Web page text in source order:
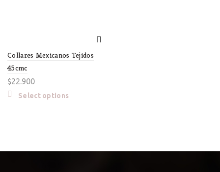
Collares Mexicanos Tejidos
45cmc
$22.900
Select options